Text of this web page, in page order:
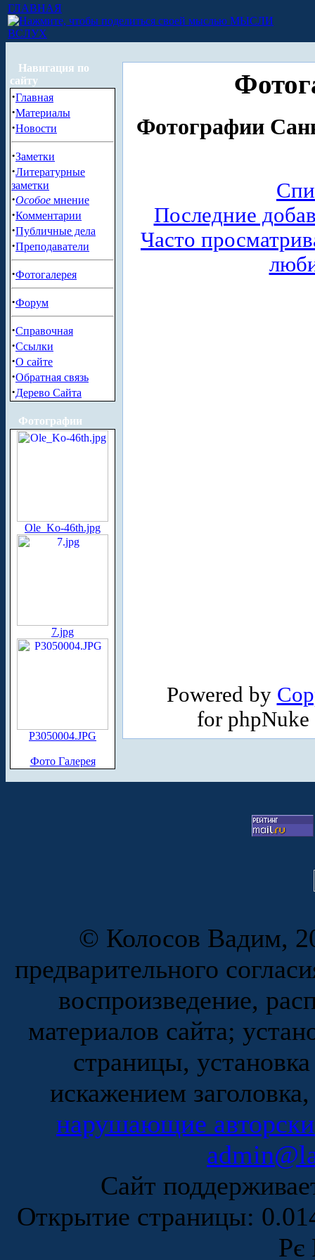
ГЛАВНАЯ
МЫСЛИ
ВСЛУХ
Навигация по
сайту
·Главная
·Материалы
·Новости
·Заметки
·Литературные
заметки
·Особое мнение
·Комментарии
·Публичные дела
·Преподаватели
·Фотогалерея
·Форум
·Справочная
·Ссылки
·О сайте
·Обратная связь
·Дерево Сайта
Фотографии
Ole_Ko-46th.jpg
7.jpg
P3050004.JPG
Фото Галерея
Фотографии
Последние
Часто
Powered by
for
© Колосов Вадим,
предварительного
воспроизведение,
материалов сайта;
страницы,
искажением
нарушающие
Сайт
Открытие страницы:
Рє